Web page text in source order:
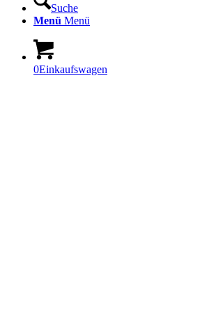
Suche
Menü Menü
0Einkaufswagen